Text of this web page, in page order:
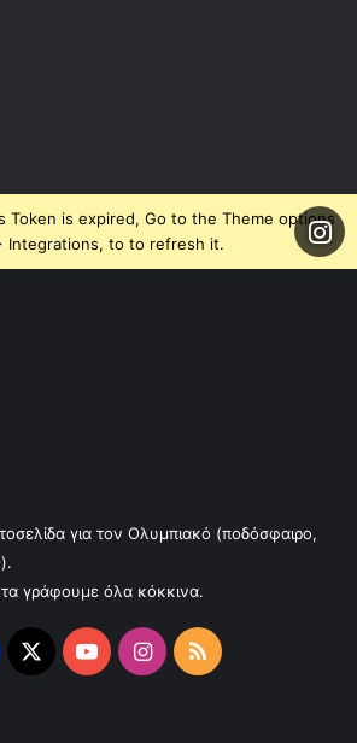
Token is expired, Go to the Theme options
Integrations, to to refresh it.
για τον Ολυμπιακό (ποδόσφαιρο,
τα γράφουμε όλα κόκκινα.
X YouTubeInstagram
RSS